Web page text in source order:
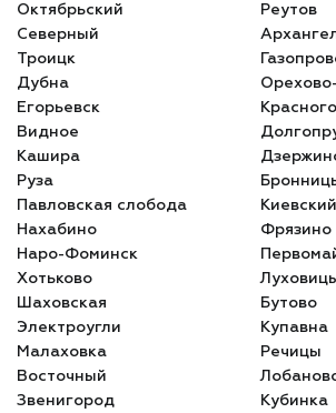
Октябрьский
Реутов
Северный
Троицк
Дубна
Егорьевск
Видное
Кашира
Руза
Павловская слобода
Киевский
Нахабино
Фрязино
Наро-Фоминск
Хотьково
Шаховская
Бутово
Электроугли
Купавна
Малаховка
Речицы
Восточный
Звенигород
Кубинка